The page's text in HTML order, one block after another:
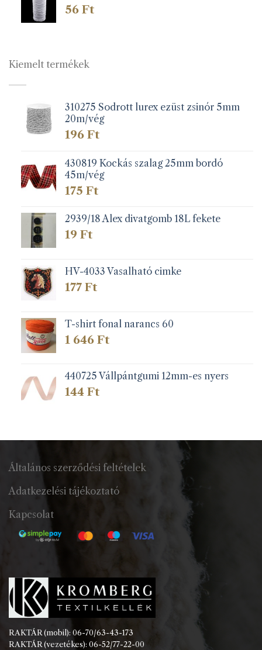
56 Ft
Kiemelt termékek
310275 Sodrott lurex ezüst zsinór 5mm
20m/vég
196 Ft
430819 Kockás szalag 25mm bordó
45m/vég
175 Ft
2939/18 Alex divatgomb 18L fekete
19 Ft
HV-4033 Vasalható cimke
177 Ft
T-shirt fonal narancs 60
1 646 Ft
440725 Vállpántgumi 12mm-es nyers
144 Ft
Általános szerződési feltételek
Adatkezelési tájékoztató
Kapcsolat
RAKTÁR (mobil): 06-70/63-43-173
RAKTÁR (vezetékes): 06-52/77-22-00